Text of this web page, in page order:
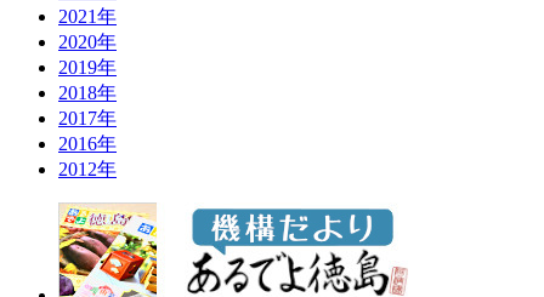
2021年
2020年
2019年
2018年
2017年
2016年
2012年